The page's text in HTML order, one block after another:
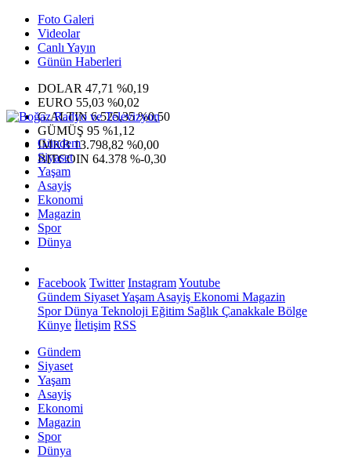
Foto Galeri
Videolar
Canlı Yayın
Günün Haberleri
DOLAR 47,71 %0,19
EURO 55,03 %0,02
G.ALTIN6.525,35 %0,50
GÜMÜŞ 95 %1,12
IMKB13.798,82 %0,00
BITCOIN 64.378 %-0,30
Gündem
Siyaset
Yaşam
Asayiş
Ekonomi
Magazin
Spor
Dünya
Facebook Twitter InstagramYoutube
Gündem SiyasetYaşam Asayiş Ekonomi Magazin
SporDünya Teknoloji Eğitim Sağlık Çanakkale Bölge
Künye İletişim RSS
Gündem
Siyaset
Yaşam
Asayiş
Ekonomi
Magazin
Spor
Dünya